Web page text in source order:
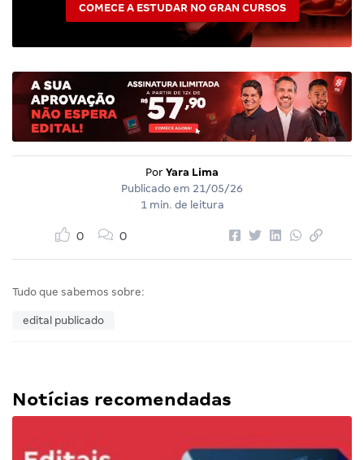
COMECE A ESTUDAR NO GRAN CURSOS
Por Yara Lima
Publicado em 21/05/26
1 min. de leitura
0 0
Tudo que sabemos sobre:
edital publicado
Notícias recomendadas